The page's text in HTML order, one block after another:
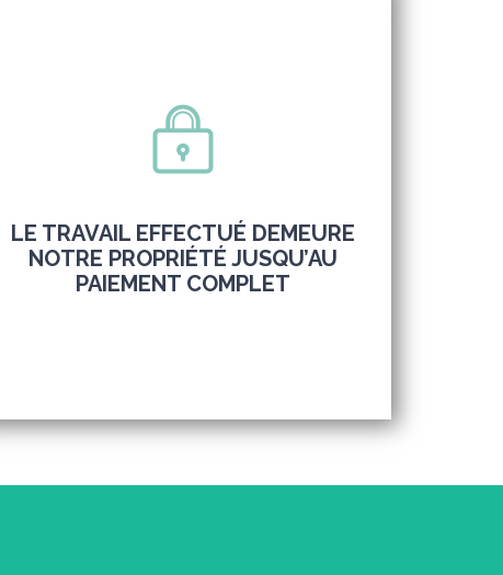
LE TRAVAIL EFFECTUÉ DEMEURE
NOTRE PROPRIÉTÉ JUSQU’AU
PAIEMENT COMPLET